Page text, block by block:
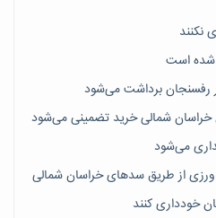
نکنند
خراسان شمالی خرید تضمینی می‌شود
می‌شود
خودداری کنند